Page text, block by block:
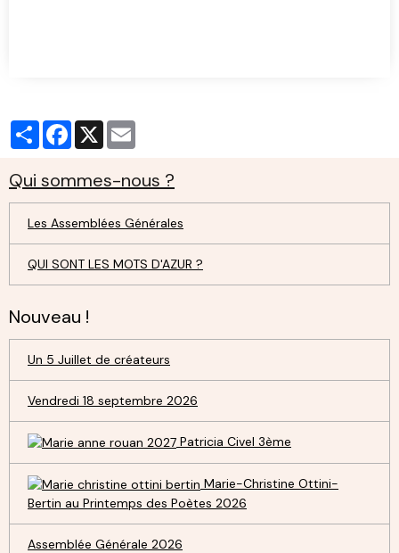
PartagerFacebook
X
Qui sommes-nous ?
Les Assemblées Générales
QUI SONT LES MOTS D'AZUR ?
Nouveau !
Un 5 Juillet de créateurs
Vendredi 18 septembre 2026
Patricia Civel 3ème
Marie-Christine Ottini-
Bertin au Printemps des Poètes 2026
Assemblée Générale 2026